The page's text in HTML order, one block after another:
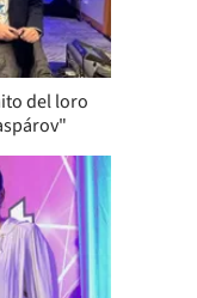
del loro